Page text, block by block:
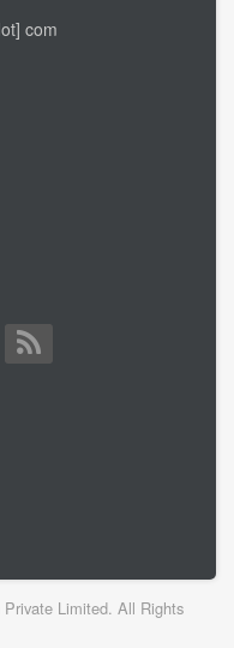
com
Limited. All Rights